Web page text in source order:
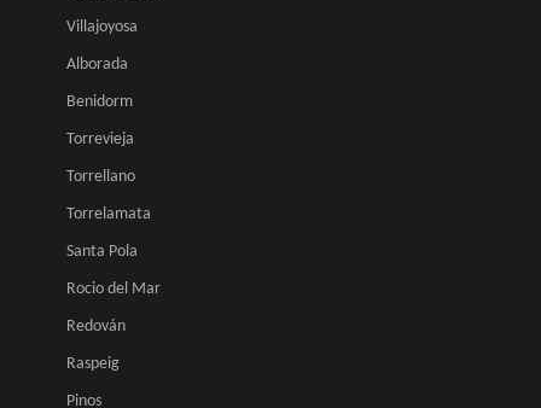
Villajoyosa
Alborada
Benidorm
Torrevieja
Torrellano
Torrelamata
Santa Pola
Rocio del Mar
Redován
Raspeig
Pinos